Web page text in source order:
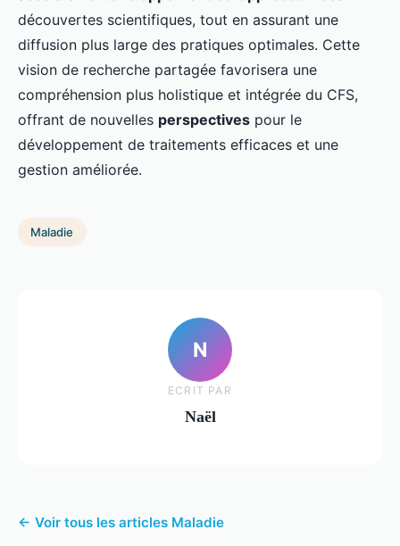
découvertes scientifiques, tout en assurant une
diffusion plus large des pratiques optimales. Cette
vision de recherche partagée favorisera une
compréhension plus holistique et intégrée du CFS,
offrant de nouvelles perspectives pour le
développement de traitements efficaces et une
gestion améliorée.
Maladie
N
ECRIT PAR
Naël
← Voir tous les articles Maladie